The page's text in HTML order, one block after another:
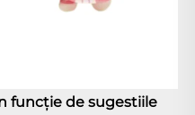
funcție de sugestiile